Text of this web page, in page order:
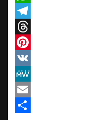
WhatsApp
Telegram
Threads
Pinterest
VK
MeWe
Email